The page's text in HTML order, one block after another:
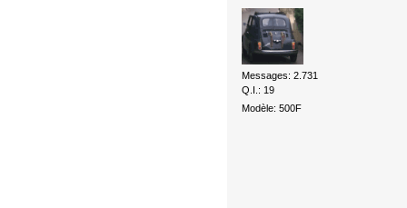
Messages: 2.731
Q.I.: 19
Modèle: 500F